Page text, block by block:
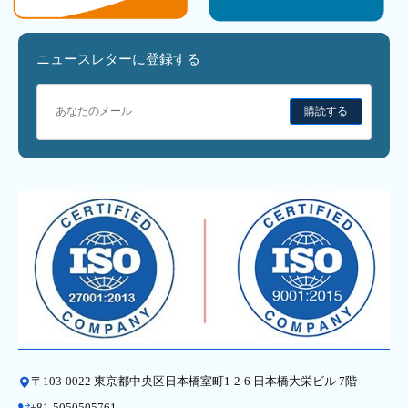
ニュースレターに登録する
購読する
〒103-0022 東京都中央区日本橋室町1-2-6 日本橋大栄ビル 7階